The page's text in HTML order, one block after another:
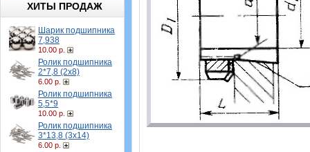
ХИТЫ ПРОДАЖ
Шарик подшипника
7,938
10.00 р.
Ролик подшипника
2*7,8 (2х8)
6.00 р.
Ролик подшипника
5,5*9
10.00 р.
Ролик подшипника
3*13,8 (3х14)
6.00 р.